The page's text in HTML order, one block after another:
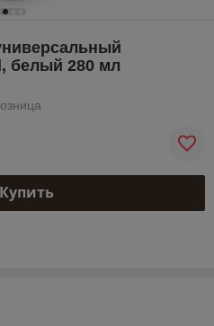
белый 280 мл
Купить